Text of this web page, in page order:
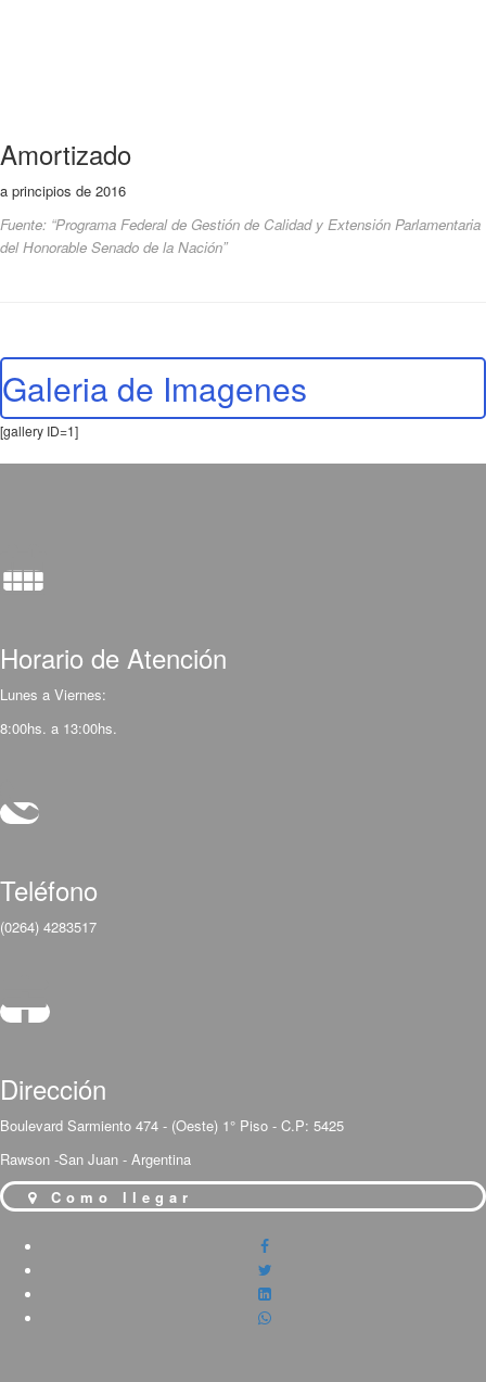
Amortizado
a principios de 2016
Fuente: “Programa Federal de Gestión de Calidad y Extensión Parlamentaria
del Honorable Senado de la Nación”
Galeria de Imagenes
[gallery ID=1]
Horario de Atención
Lunes a Viernes:
8:00hs. a 13:00hs.
Teléfono
(0264) 4283517
Dirección
Boulevard Sarmiento 474 - (Oeste) 1° Piso - C.P: 5425
Rawson -San Juan - Argentina
Como llegar